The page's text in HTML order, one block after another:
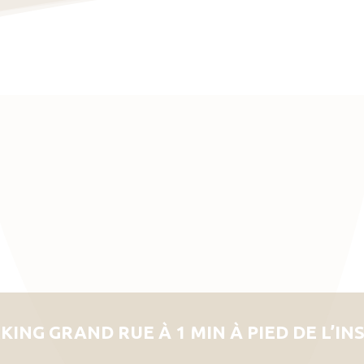
GRAND RUE À 1 MIN À PIED DE